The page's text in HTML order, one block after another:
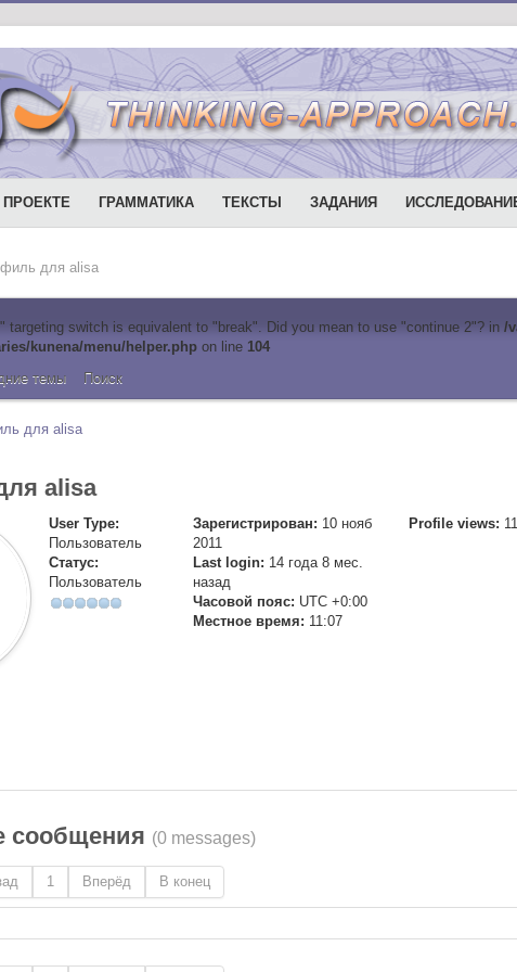
ПРОЕКТЕ ГРАММАТИКА ТЕКСТЫ ЗАДАНИЯ
для alisa
targeting switch is equivalent to "break". Did you mean to use "continue 2"? in /
kunena/menu/helper.php on line 104
темы Поиск
для alisa
alisa
User Type:
Пользователь
Статус:
Пользователь
Зарегистрирован: 10 нояб
2011
Last login: 14 года 8 мес.
назад
Часовой пояс: UTC +0:00
Местное время: 11:07
Profile views:
сообщения (0 messages)
1 Вперёд В конец